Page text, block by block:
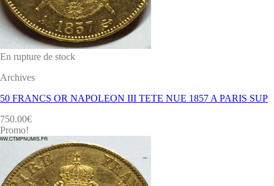
En rupture de stock
Archives
50 FRANCS OR NAPOLEON III TETE NUE 1857 A PARIS SUP
750.00€
Promo!